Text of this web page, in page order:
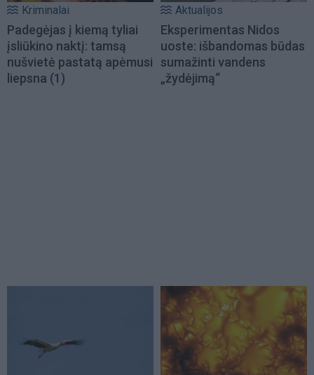
Kriminalai
Padegėjas į kiemą tyliai
įsliūkino naktį: tamsą
nušvietė pastatą apėmusi
liepsna (1)
Aktualijos
Eksperimentas Nidos
uoste: išbandomas būdas
sumažinti vandens
„žydėjimą“